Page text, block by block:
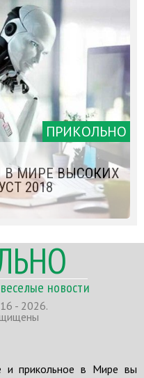
ПРИКОЛЬНО
В МИРЕ ВЫСОКИХ
2018
новости
- 2026.
и прикольное в Мире вы